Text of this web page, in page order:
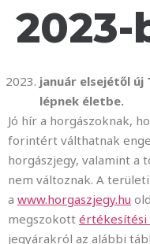
2023-
január elsejétől új
lépnek életbe.
Jó hír a horgászoknak,
forintért válthatnak
horgászjegy, valamint a
nem változnak. A
a www.horgaszjegy.hu
megszokott értékesítési
jegyárakról az alábbi